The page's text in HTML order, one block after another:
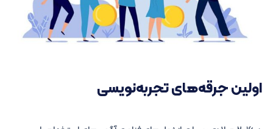
اولین جرقه‌های تجربه‌نویسی